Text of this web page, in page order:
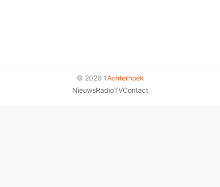
© 2026 1Achterhoek
NieuwsRadioTVContact